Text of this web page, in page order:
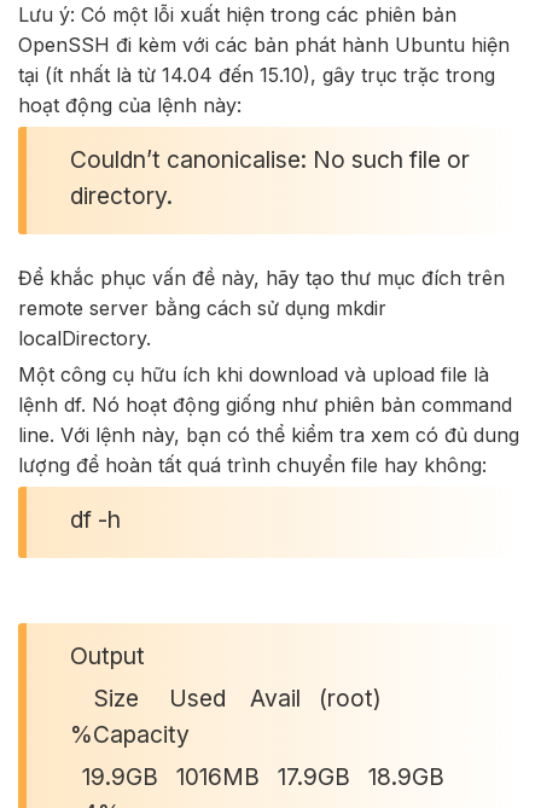
Lưu ý: Có một lỗi xuất hiện trong các phiên bản
OpenSSH đi kèm với các bản phát hành Ubuntu hiện
tại (ít nhất là từ 14.04 đến 15.10), gây trục trặc trong
hoạt động của lệnh này:
Couldn’t canonicalise: No such file or
directory.
Để khắc phục vấn đề này, hãy tạo thư mục đích trên
remote server bằng cách sử dụng mkdir
localDirectory.
Một công cụ hữu ích khi download và upload file là
lệnh df. Nó hoạt động giống như phiên bản command
line. Với lệnh này, bạn có thể kiểm tra xem có đủ dung
lượng để hoàn tất quá trình chuyển file hay không:
df -h
Output
Size Used Avail (root)
%Capacity
19.9GB 1016MB 17.9GB 18.9GB